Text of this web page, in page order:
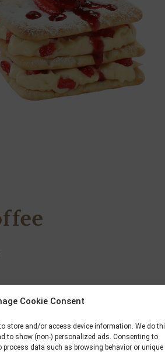
Cookie Consent
store and/or access device information. We do
to show (non-) personalized ads. Consenting to
data such as browsing behavior or unique